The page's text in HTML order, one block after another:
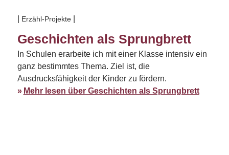
Geschichten als Sprungbrett
Erzähl-Projekte
In Schulen erarbeite ich mit einer Klasse intensiv ein
ganz bestimmtes Thema. Ziel ist, die
Ausdrucksfähigkeit der Kinder zu fördern.
Mehr lesen über Geschichten als Sprungbrett